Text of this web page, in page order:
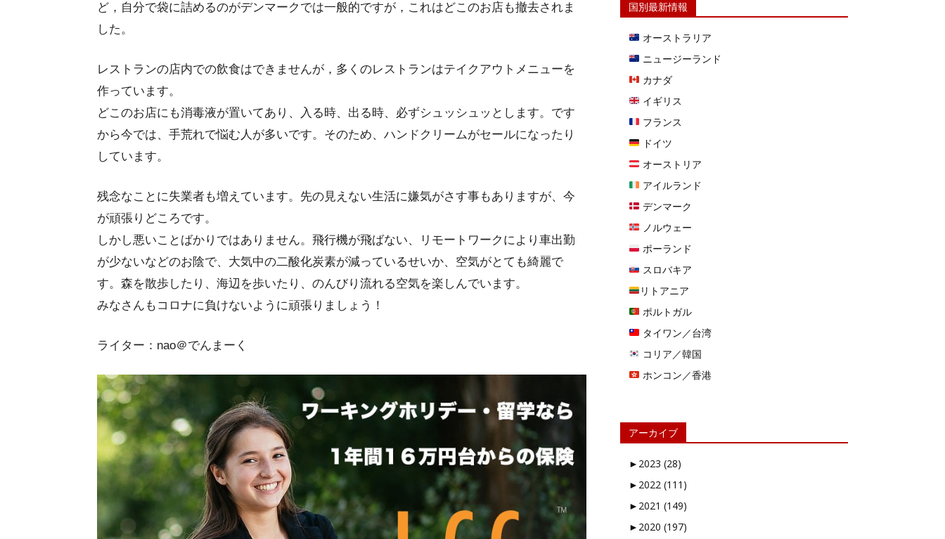
ど，自分で袋に詰めるのがデンマークでは一般的ですが，これはどこのお店も撤去されま
した。
レストランの店内での飲食はできませんが，多くのレストランはテイクアウトメニューを
作っています。
どこのお店にも消毒液が置いてあり、入る時、出る時、必ずシュッシュッとします。です
から今では、手荒れで悩む人が多いです。そのため、ハンドクリームがセールになったり
しています。
残念なことに失業者も増えています。先の見えない生活に嫌気がさす事もありますが、今
が頑張りどころです。
しかし悪いことばかりではありません。飛行機が飛ばない、リモートワークにより車出勤
が少ないなどのお陰で、大気中の二酸化炭素が減っているせいか、空気がとても綺麗で
す。森を散歩したり、海辺を歩いたり、のんびり流れる空気を楽しんでいます。
みなさんもコロナに負けないように頑張りましょう！
ライター：nao＠でんまーく
国別最新情報
オーストラリア
ニュージーランド
カナダ
イギリス
フランス
ドイツ
オーストリア
アイルランド
デンマーク
ノルウェー
ポーランド
スロバキア
リトアニア
ポルトガル
タイワン／台湾
コリア／韓国
ホンコン／香港
アーカイブ
► 2023 (28)
► 2022 (111)
► 2021 (149)
► 2020 (197)